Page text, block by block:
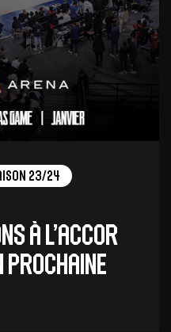
23/24
à l’Accor
prochaine